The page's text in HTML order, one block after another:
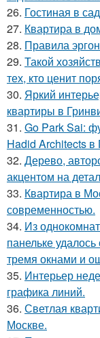
26. Гостиная в
27. Квартира в
28. Правила
29. Такой
тех, кто ценит
30. Яркий
квартиры в
31. Go Park Sai:
Hadid Architects в
32. Дерево,
акцентом на
33. Квартира в
современностью.
34. Из
панельке
тремя окнами и
35. Интерьер
графика линий.
36. Светлая
Москве.